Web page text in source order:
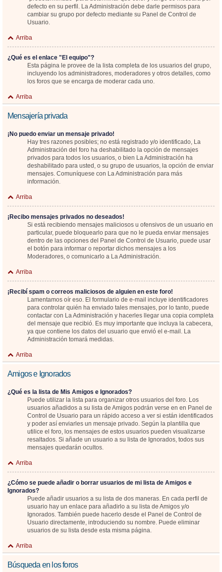
defecto en su perfil. La Administración debe darle permisos para
cambiar su grupo por defecto mediante su Panel de Control de
Usuario.
Arriba
¿Qué es el enlace "El equipo"?
Esta página le provee de la lista completa de los usuarios del grupo,
incluyendo los administradores, moderadores y otros detalles, como
los foros que se encarga de moderar cada uno.
Arriba
Mensajería privada
¡No puedo enviar un mensaje privado!
Hay tres razones posibles; no está registrado y/o identificado, La
Administración del foro ha deshabilitado la opción de mensajes
privados para todos los usuarios, o bien La Administración ha
deshabilitado para usted, o su grupo de usuarios, la opción de enviar
mensajes. Comuníquese con La Administración para más
información.
Arriba
¡Recibo mensajes privados no deseados!
Si está recibiendo mensajes maliciosos u ofensivos de un usuario en
particular, puede bloquearlo para que no le pueda enviar mensajes
dentro de las opciones del Panel de Control de Usuario, puede usar
el botón para informar o reportar dichos mensajes a los
Moderadores, o comunicarlo a La Administración.
Arriba
¡Recibí spam o correos maliciosos de alguien en este foro!
Lamentamos oír eso. El formulario de e-mail incluye identificadores
para controlar quién ha enviado tales mensajes, por lo tanto, puede
contactar con La Administración y hacerles llegar una copia completa
del mensaje que recibió. Es muy importante que incluya la cabecera,
ya que contiene los datos del usuario que envió el e-mail. La
Administración tomará medidas.
Arriba
Amigos e Ignorados
¿Qué es la lista de Mis Amigos e Ignorados?
Puede utilizar la lista para organizar otros usuarios del foro. Los
usuarios añadidos a su lista de Amigos podrán verse en en Panel de
Control de Usuario para un rápido acceso a ver si están identificados
y poder así enviarles un mensaje privado. Según la plantilla que
utilice el foro, los mensajes de estos usuarios pueden visualizarse
resaltados. Si añade un usuario a su lista de Ignorados, todos sus
mensajes quedarán ocultos.
Arriba
¿Cómo se puede añadir o borrar usuarios de mi lista de Amigos e
Ignorados?
Puede añadir usuarios a su lista de dos maneras. En cada perfil de
usuario hay un enlace para añadirlo a su lista de Amigos y/o
Ignorados. También puede hacerlo desde el Panel de Control de
Usuario directamente, introduciendo su nombre. Puede eliminar
usuarios de su lista desde esta misma página.
Arriba
Búsqueda en los foros